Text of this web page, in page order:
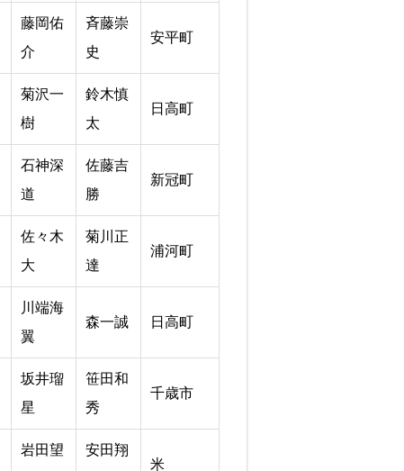
藤岡佑
介
斉藤崇
史
安平町
菊沢一
樹
鈴木慎
太
日高町
石神深
道
佐藤吉
勝
新冠町
佐々木
大
菊川正
達
浦河町
川端海
翼
森一誠 日高町
坂井瑠
星
笹田和
秀
千歳市
岩田望
安田翔
米